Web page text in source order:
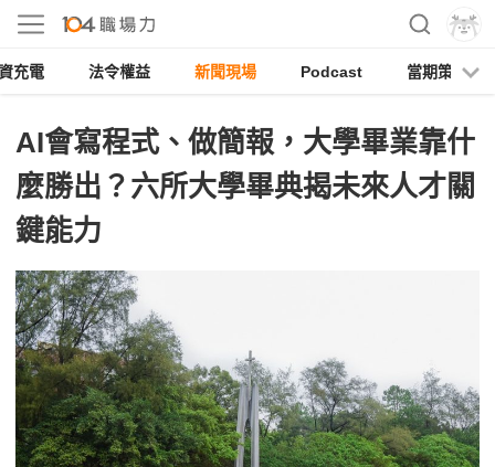
充電 法令權益 新聞現場 Podcast 當期策展
AI會寫程式、做簡報，大學畢業靠什
麼勝出？六所大學畢典揭未來人才關
鍵能力